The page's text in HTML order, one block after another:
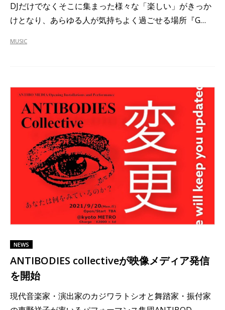
DJだけでなくそこに集まった様々な「楽しい」がきっか
けとなり、あらゆる人が気持ちよく過ごせる場所『G…
MUSIC
NEWS
ANTIBODIES collectiveが映像メディア発信
を開始
現代音楽家・演出家のカジワラトシオと舞踏家・振付家